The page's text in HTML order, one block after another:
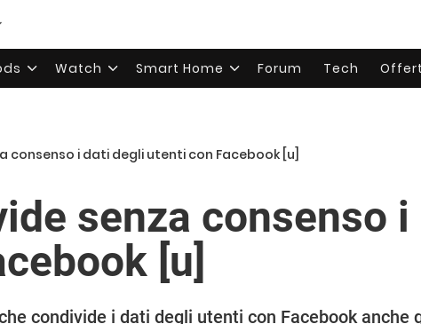
Watch Smart Home Forum Tech
consenso i dati degli utenti con Facebook [u]
senza consenso
[u]
condivide i dati degli utenti con Facebook anche